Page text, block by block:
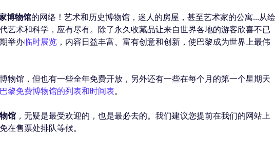
博物馆的网络！艺术和历史博物馆，迷人的房屋，甚至艺术家的公寓...从绘
艺术和科学，应有尽有。除了永久收藏品让来自世界各地的游客欣喜不已
举办临时展览 ，内容日益丰富、富有创意和创新，使巴黎成为世界上最伟
物馆，但也有一些全年免费开放，另外还有一些在每个月的第一个星期天
巴黎免费博物馆的列表和时间表。
馆 ，无疑是最受欢迎的，也是最必去的。我们建议您提前在我们的网站上
在售票处排队等候。